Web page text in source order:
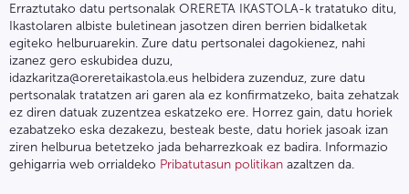
Erraztutako datu pertsonalak ORERETA IKASTOLA-k tratatuko ditu,
Ikastolaren albiste buletinean jasotzen diren berrien bidalketak
egiteko helburuarekin. Zure datu pertsonalei dagokienez, nahi
izanez gero eskubidea duzu,
idazkaritza@oreretaikastola.eus helbidera zuzenduz, zure datu
pertsonalak tratatzen ari garen ala ez konfirmatzeko, baita zehatzak
ez diren datuak zuzentzea eskatzeko ere. Horrez gain, datu horiek
ezabatzeko eska dezakezu, besteak beste, datu horiek jasoak izan
ziren helburua betetzeko jada beharrezkoak ez badira. Informazio
gehigarria web orrialdeko Pribatutasun politikan azaltzen da.